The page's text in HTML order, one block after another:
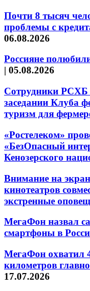
Почти 8 тысяч
проблемы с
06.08.2026
Россияне
| 05.08.2026
Сотрудники РСХБ
заседании Клуба
туризм для
«Ростелеком»
«БезОпасный
Кенозерского
Внимание на
кинотеатров
экстренные
МегаФон назвал
смартфоны в
МегаФон охватил
километров
17.07.2026